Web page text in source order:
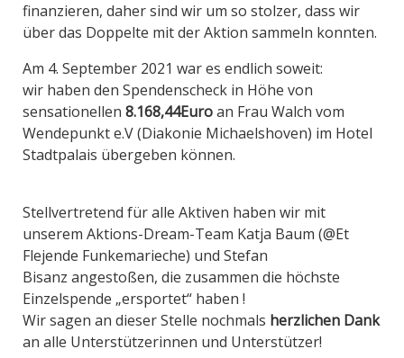
finanzieren, daher sind wir um so stolzer, dass wir
über das Doppelte mit der Aktion sammeln konnten.
Am 4. September 2021 war es endlich soweit:
wir haben den Spendenscheck in Höhe von
sensationellen 8.168,44Euroan Frau Walch vom
Wendepunkt e.V (Diakonie Michaelshoven) im Hotel
Stadtpalais übergeben können.
Stellvertretend für alle Aktiven haben wir mit
unserem Aktions-Dream-Team Katja Baum (@Et
Flejende Funkemarieche) und Stefan
Bisanz angestoßen, die zusammen die höchste
Einzelspende „ersportet“ haben !
Wir sagen an dieser Stelle nochmals herzlichen Dank
an alle Unterstützerinnen und Unterstützer!